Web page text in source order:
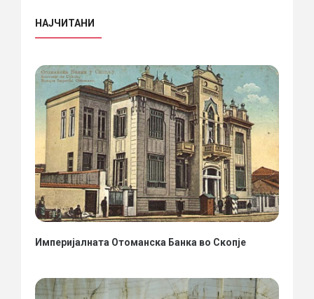
НАЈЧИТАНИ
Империјалната Отоманска Банка во Скопје